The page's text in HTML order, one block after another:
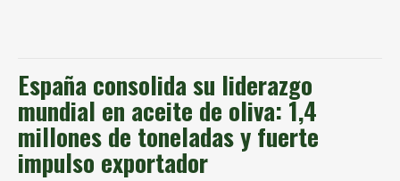
España consolida su liderazgo
mundial en aceite de oliva: 1,4
millones de toneladas y fuerte
impulso exportador